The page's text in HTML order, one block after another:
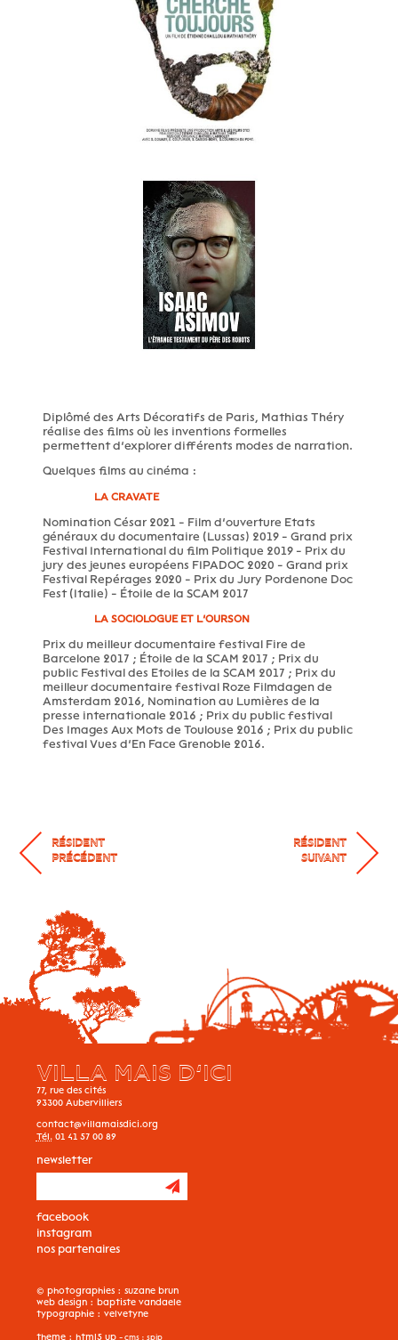
Diplômé des Arts Décoratifs de Paris, Mathias Théry
réalise des films où les inventions formelles
permettent d’explorer différents modes de narration.
Quelques films au cinéma :
LA CRAVATE
Nomination César 2021 - Film d’ouverture Etats
généraux du documentaire (Lussas) 2019 - Grand prix
Festival International du film Politique 2019 - Prix du
jury des jeunes européens FIPADOC 2020 - Grand prix
Festival Repérages 2020 - Prix du Jury Pordenone Doc
Fest (Italie) - Étoile de la SCAM 2017
LA SOCIOLOGUE ET L’OURSON
Prix du meilleur documentaire festival Fire de
Barcelone 2017 ; Étoile de la SCAM 2017 ; Prix du
public Festival des Etoiles de la SCAM 2017 ; Prix du
meilleur documentaire festival Roze Filmdagen de
Amsterdam 2016, Nomination au Lumières de la
presse internationale 2016 ; Prix du public festival
Des Images Aux Mots de Toulouse 2016 ; Prix du public
festival Vues d’En Face Grenoble 2016.
RÉSIDENT
PRÉCÉDENT
RÉSIDENT
SUIVANT
newsletter
facebook
instagram
nos partenaires
VILLA MAIS D’ICI
77, rue des cités
93300 Aubervilliers
contact@villamaisdici.org
Tél. 01 41 57 00 89
© photographies : suzane brun
web design : baptiste vandaele
typographie : velvetyne
theme : html5 up - cms : spip